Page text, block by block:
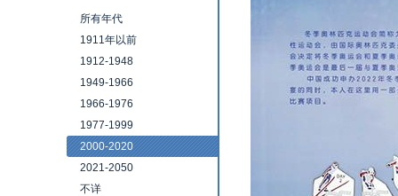
所有年代
1911年以前
1912-1948
1949-1966
1966-1976
1977-1999
2000-2020
2021-2050
不详